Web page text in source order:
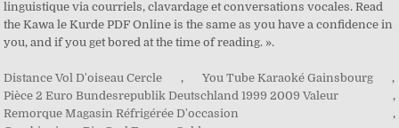
Distance Vol D'oiseau Cercle , You Tube Karaoké Gainsbourg
,
Pièce 2 Euro Bundesrepublik Deutschland 1999 2009 Valeur
,
Remorque Magasin Réfrigérée D'occasion
,